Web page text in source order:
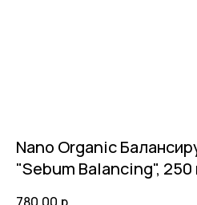
Nano Organic
"Sebum Balancing", 250